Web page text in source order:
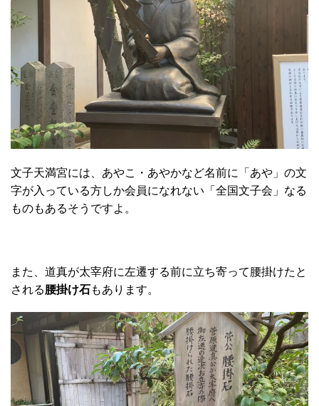
文子天満宮には、あやこ・あやかなど名前に「あや」の文
字が入っている方しか会員になれない「全国文子会」なる
ものもあるそうですよ。
また、道真が太宰府に左遷する前に立ち寄って腰掛けたと
される腰掛け石もあります。